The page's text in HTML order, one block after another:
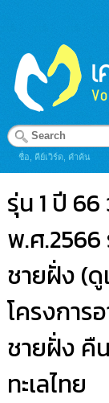
ชื่อ, คีย์เวิร์ด, คำค้น
รุ่น 1 ปี
พ.ศ.2566
ชายฝั่ง (
โครงการ
ชายฝั่ง คื
ทะเลไทย